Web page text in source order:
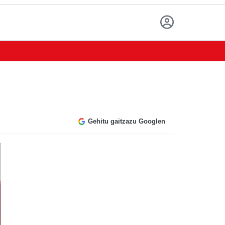
Gehitu gaitzazu Googlen